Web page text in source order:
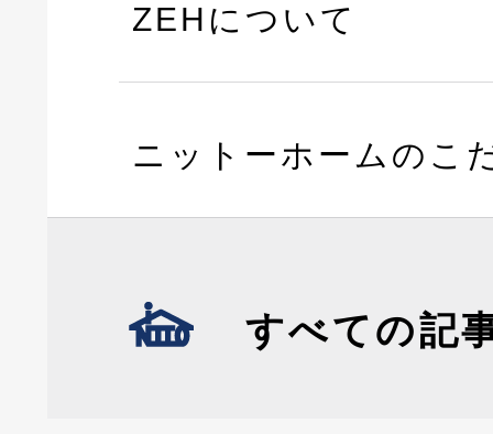
ZEHについて
ニットーホームのこ
すべての記